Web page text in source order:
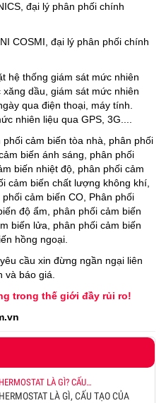
đại lý phân phối chính
COSMI, đại lý phân phối chính
hệ thống giám sát mức nhiên
dầu, giám sát mức nhiên
qua điện thoại, máy tính.
nhiên liệu qua GPS, 3G....
cảm biến tòa nhà, phân phối
biến ánh sáng, phân phối
biến nhiệt độ, phân phối cảm
cảm biến chất lượng không khí,
cảm biến CO, Phân phối
độ ẩm, phân phối cảm biến
biến lửa, phân phối cảm biến
hồng ngoại.
cầu xin đừng ngần ngại liên
báo giá.
trong thế giới đầy rủi ro!
LÀ GÌ? CẤU…
LÀ GÌ, CẤU TẠO CỦA